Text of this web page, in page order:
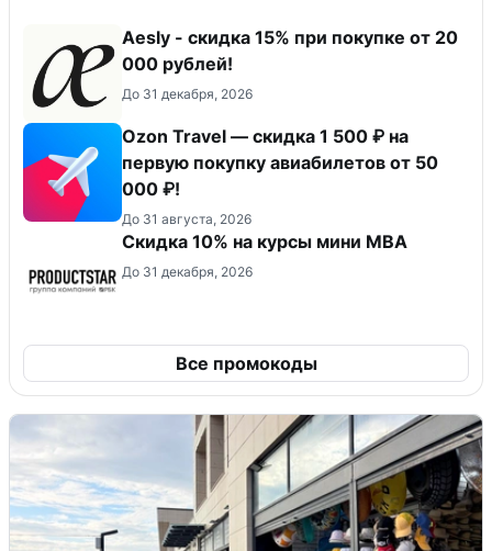
Aesly - скидка 15% при покупке от 20
000 рублей!
До 31 декабря, 2026
Ozon Travel — скидка 1 500 ₽ на
первую покупку авиабилетов от 50
000 ₽!
До 31 августа, 2026
Скидка 10% на курсы мини MBA
До 31 декабря, 2026
Все промокоды